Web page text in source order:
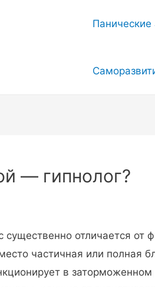
Панические
— гипнолог?
существенно отличается от
частичная или полная
в